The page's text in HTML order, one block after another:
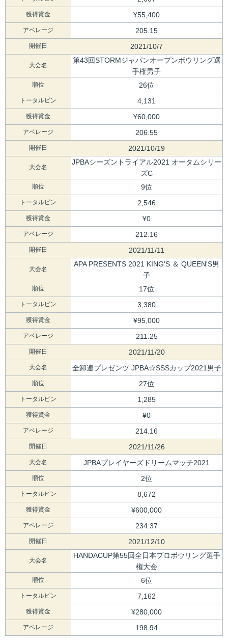
獲得賞金 ¥55,400
アベレージ 205.15
開催日 2021/10/7
大会名
第43回STORMジャパンオープンボウリング選
手権男子
順位 26位
トータルピン 4,131
獲得賞金 ¥60,000
アベレージ 206.55
開催日 2021/10/19
大会名
JPBAシーズントライアル2021 オータムシリー
ズC
順位 9位
トータルピン 2,546
獲得賞金 ¥0
アベレージ 212.16
開催日 2021/11/11
大会名
APA PRESENTS 2021 KING'S ＆ QUEEN'S男
子
順位 17位
トータルピン 3,380
獲得賞金 ¥95,000
アベレージ 211.25
開催日 2021/11/20
大会名 全卸連プレゼンツ JPBA☆SSSカップ2021男子
順位 27位
トータルピン 1,285
獲得賞金 ¥0
アベレージ 214.16
開催日 2021/11/26
大会名 JPBAプレイヤーズドリームマッチ2021
順位 2位
トータルピン 8,672
獲得賞金 ¥600,000
アベレージ 234.37
開催日 2021/12/10
大会名
HANDACUP第55回全日本プロボウリング選手
権大会
順位 6位
トータルピン 7,162
獲得賞金 ¥280,000
アベレージ 198.94